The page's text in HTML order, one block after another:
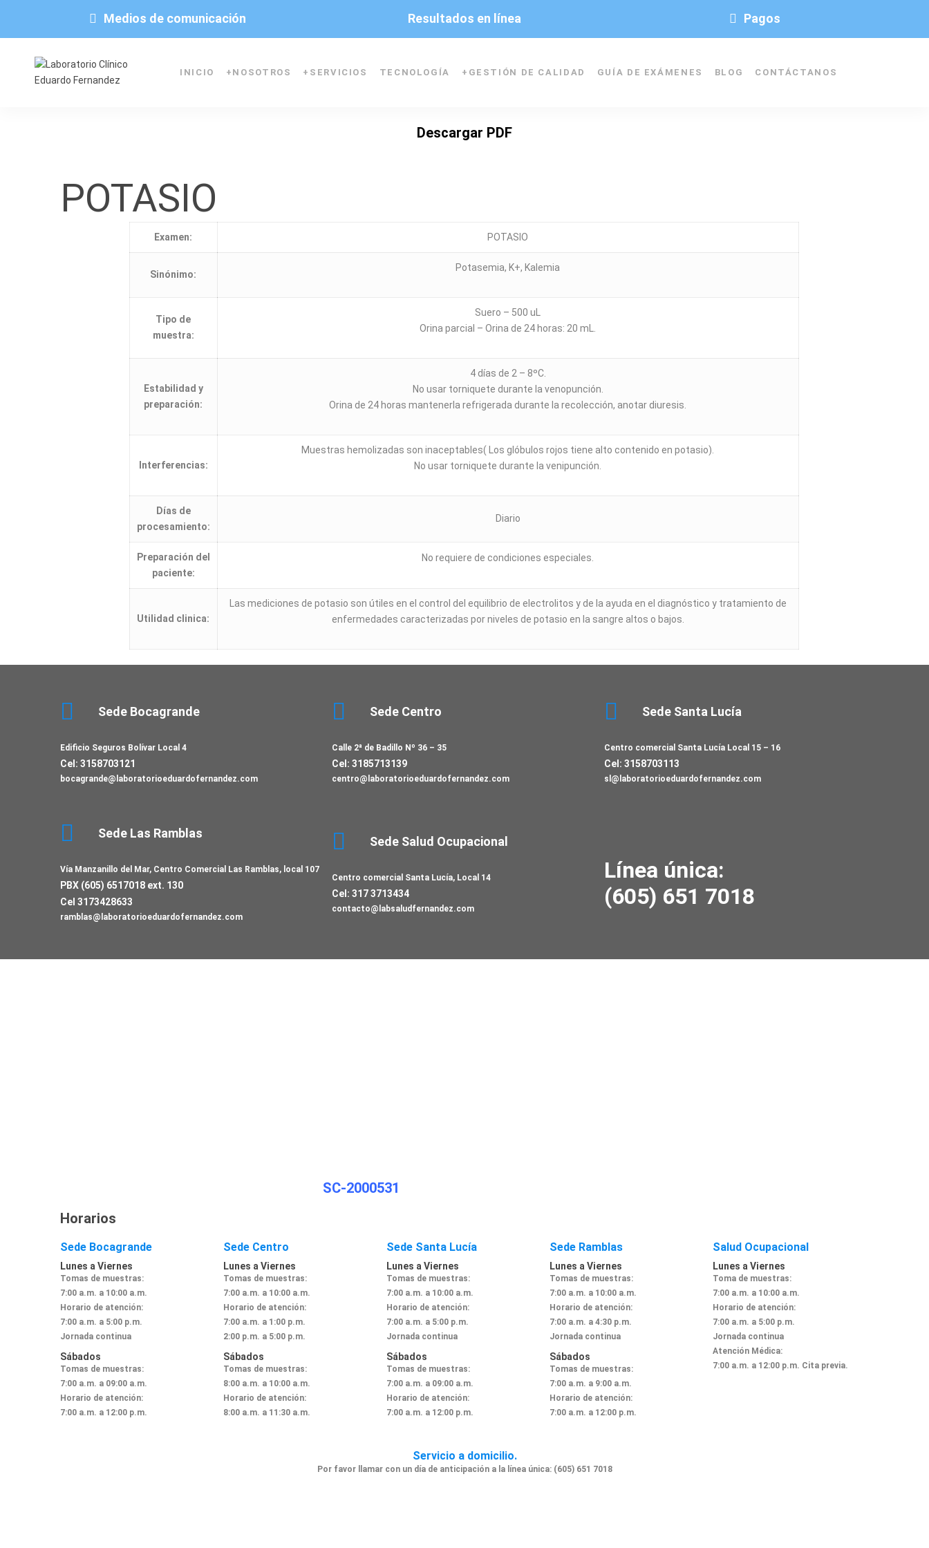
Medios de comunicación Resultados en línea Pagos
INICIO + NOSOTROS + SERVICIOS TECNOLOGÍA + GESTIÓN DE CALIDAD GUÍA DE EXÁMENES BLOG CONTÁCTANOS
Descargar PDF
POTASIO
Examen: POTASIO
Sinónimo:
Potasemia, K+, Kalemia
Tipo de
muestra:
Suero – 500 uL
Orina parcial – Orina de 24 horas: 20 mL.
Estabilidad y
preparación:
4 días de 2 – 8ºC.
No usar torniquete durante la venopunción.
Orina de 24 horas mantenerla refrigerada durante la recolección, anotar diuresis.
Interferencias:
Muestras hemolizadas son inaceptables( Los glóbulos rojos tiene alto contenido en potasio).
No usar torniquete durante la venipunción.
Días de
procesamiento:
Diario
Preparación del
paciente:
No requiere de condiciones especiales.
Utilidad clinica:
Las mediciones de potasio son útiles en el control del equilibrio de electrolitos y de la ayuda en el diagnóstico y tratamiento de
enfermedades caracterizadas por niveles de potasio en la sangre altos o bajos.
Sede Bocagrande
Edificio Seguros Bolívar Local 4
Cel: 3158703121
bocagrande@laboratorioeduardofernandez.com
Sede Centro
Calle 2ª de Badillo Nº 36 – 35
Cel: 3185713139
centro@laboratorioeduardofernandez.com
Sede Santa Lucía
Centro comercial Santa Lucía Local 15 – 16
Cel: 3158703113
sl@laboratorioeduardofernandez.com
Sede Las Ramblas
Vía Manzanillo del Mar, Centro Comercial Las Ramblas, local 107
PBX (605) 6517018 ext. 130
Cel 3173428633
ramblas@laboratorioeduardofernandez.com
Sede Salud Ocupacional
Centro comercial Santa Lucía, Local 14
Cel: 317 3713434
contacto@labsaludfernandez.com
Línea única:
(605) 651 7018
SC-2000531
Horarios
Sede Bocagrande
Lunes a Viernes
Tomas de muestras:
7:00 a.m. a 10:00 a.m.
Horario de atención:
7:00 a.m. a 5:00 p.m.
Jornada continua
Sábados
Tomas de muestras:
7:00 a.m. a 09:00 a.m.
Horario de atención:
7:00 a.m. a 12:00 p.m.
Sede Centro
Lunes a Viernes
Tomas de muestras:
7:00 a.m. a 10:00 a.m.
Horario de atención:
7:00 a.m. a 1:00 p.m.
2:00 p.m. a 5:00 p.m.
Sábados
Tomas de muestras:
8:00 a.m. a 10:00 a.m.
Horario de atención:
8:00 a.m. a 11:30 a.m.
Sede Santa Lucía
Lunes a Viernes
Tomas de muestras:
7:00 a.m. a 10:00 a.m.
Horario de atención:
7:00 a.m. a 5:00 p.m.
Jornada continua
Sábados
Tomas de muestras:
7:00 a.m. a 09:00 a.m.
Horario de atención:
7:00 a.m. a 12:00 p.m.
Sede Ramblas
Lunes a Viernes
Tomas de muestras:
7:00 a.m. a 10:00 a.m.
Horario de atención:
7:00 a.m. a 4:30 p.m.
Jornada continua
Sábados
Tomas de muestras:
7:00 a.m. a 9:00 a.m.
Horario de atención:
7:00 a.m. a 12:00 p.m.
Salud Ocupacional
Lunes a Viernes
Toma de muestras:
7:00 a.m. a 10:00 a.m.
Horario de atención:
7:00 a.m. a 5:00 p.m.
Jornada continua
Atención Médica:
7:00 a.m. a 12:00 p.m. Cita previa.
Servicio a domicilio.
Por favor llamar con un día de anticipación a la línea única: (605) 651 7018